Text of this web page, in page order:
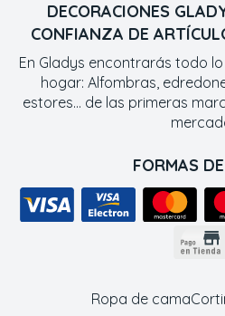
DECORACIONES
CONFIANZA DE
En Gladys encontrarás todo
hogar: Alfombras,
estores... de las primeras
FORMAS
Ropa de cama